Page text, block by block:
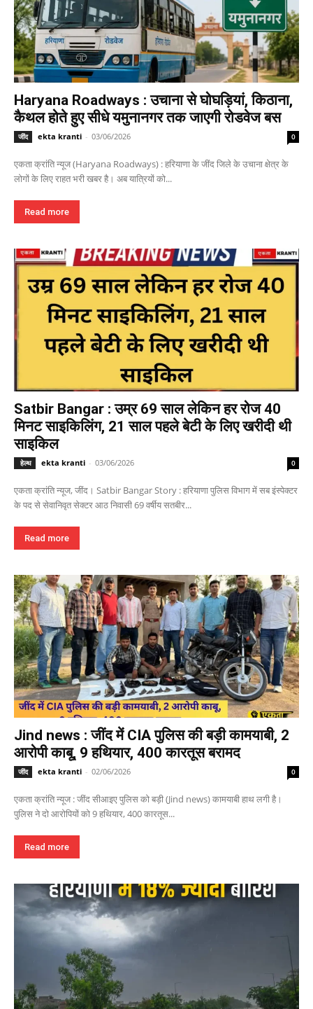
Haryana Roadways : उचाना से घोघड़ियां, किठाना,
कैथल होते हुए सीधे यमुनानगर तक जाएगी रोडवेज बस
जींद ekta kranti - 03/06/2026 0
एकता क्रांति न्यूज (Haryana Roadways) : हरियाणा के जींद जिले के उचाना क्षेत्र के
लोगों के लिए राहत भरी खबर है। अब यात्रियों को...
Read more
Satbir Bangar : उम्र 69 साल लेकिन हर रोज 40
मिनट साइकिलिंग, 21 साल पहले बेटी के लिए खरीदी थी
साइकिल
हेल्थ ekta kranti - 03/06/2026 0
एकता क्रांति न्यूज, जींद। Satbir Bangar Story : हरियाणा पुलिस विभाग में सब इंस्पेक्टर
के पद से सेवानिवृत सेक्टर आठ निवासी 69 वर्षीय सतबीर...
Read more
Jind news : जींद में CIA पुलिस की बड़ी कामयाबी, 2
आरोपी काबू, 9 हथियार, 400 कारतूस बरामद
जींद ekta kranti - 02/06/2026 0
एकता क्रांति न्यूज : जींद सीआइए पुलिस को बड़ी (Jind news) कामयाबी हाथ लगी है।
पुलिस ने दो आरोपियों को 9 हथियार, 400 कारतूस...
Read more